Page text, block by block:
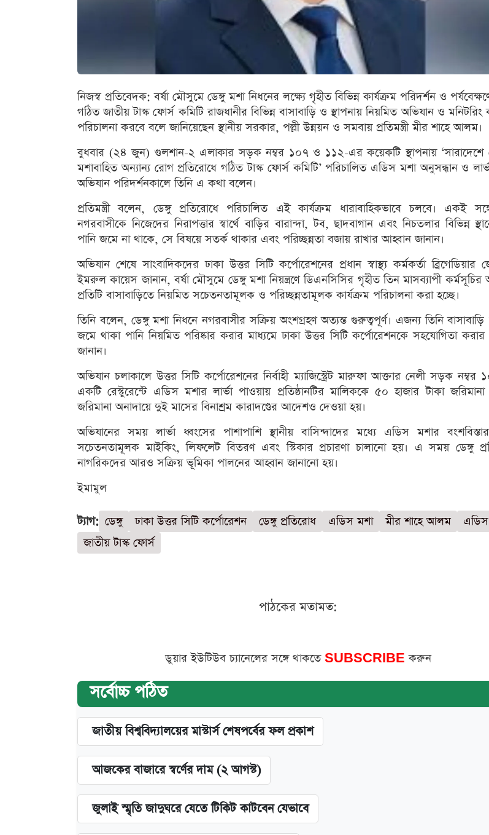
নিজস্ব প্রতিবেদক: বর্ষা মৌসুমে ডেঙ্গু মশা নিধনের লক্ষ্যে গৃহীত বিভিন্ন কার্যক্রম পরিদর্শন ও
গঠিত জাতীয় টাস্ক ফোর্স কমিটি রাজধানীর বিভিন্ন বাসাবাড়ি ও স্থাপনায় নিয়মিত অভিযান ও মনিটরিং
পরিচালনা করবে বলে জানিয়েছেন স্থানীয় সরকার, পল্লী উন্নয়ন ও সমবায় প্রতিমন্ত্রী মীর শাহে আলম।
বুধবার (২৪ জুন) গুলশান-২ এলাকার সড়ক নম্বর ১০৭ ও ১১২-এর কয়েকটি স্থাপনায় ‘সারাদেশে
মশাবাহিত অন্যান্য রোগ প্রতিরোধে গঠিত টাস্ক ফোর্স কমিটি’ পরিচালিত এডিস মশা অনুসন্ধান ও
অভিযান পরিদর্শনকালে তিনি এ কথা বলেন।
প্রতিমন্ত্রী বলেন, ডেঙ্গু প্রতিরোধে পরিচালিত এই কার্যক্রম ধারাবাহিকভাবে চলবে। একই
নগরবাসীকে নিজেদের নিরাপত্তার স্বার্থে বাড়ির বারান্দা, টব, ছাদবাগান এবং নিচতলার বিভিন্ন
পানি জমে না থাকে, সে বিষয়ে সতর্ক থাকার এবং পরিচ্ছন্নতা বজায় রাখার আহ্বান জানান।
অভিযান শেষে সাংবাদিকদের ঢাকা উত্তর সিটি কর্পোরেশনের প্রধান স্বাস্থ্য কর্মকর্তা ব্রিগেডিয়ার
ইমরুল কায়েস জানান, বর্ষা মৌসুমে ডেঙ্গু মশা নিয়ন্ত্রণে ডিএনসিসির গৃহীত তিন মাসব্যাপী
প্রতিটি বাসাবাড়িতে নিয়মিত সচেতনতামূলক ও পরিচ্ছন্নতামূলক কার্যক্রম পরিচালনা করা হচ্ছে।
তিনি বলেন, ডেঙ্গু মশা নিধনে নগরবাসীর সক্রিয় অংশগ্রহণ অত্যন্ত গুরুত্বপূর্ণ। এজন্য তিনি
জমে থাকা পানি নিয়মিত পরিষ্কার করার মাধ্যমে ঢাকা উত্তর সিটি কর্পোরেশনকে সহযোগিতা
জানান।
অভিযান চলাকালে উত্তর সিটি কর্পোরেশনের নির্বাহী ম্যাজিস্ট্রেট মারুফা আক্তার নেলী সড়ক নম্বর
একটি রেস্টুরেন্টে এডিস মশার লার্ভা পাওয়ায় প্রতিষ্ঠানটির মালিককে ৫০ হাজার টাকা
জরিমানা অনাদায়ে দুই মাসের বিনাশ্রম কারাদণ্ডের আদেশও দেওয়া হয়।
অভিযানের সময় লার্ভা ধ্বংসের পাশাপাশি স্থানীয় বাসিন্দাদের মধ্যে এডিস মশার
সচেতনতামূলক মাইকিং, লিফলেট বিতরণ এবং স্টিকার প্রচারণা চালানো হয়। এ সময় ডেঙ্গু
নাগরিকদের আরও সক্রিয় ভূমিকা পালনের আহ্বান জানানো হয়।
ইমামুল
ট্যাগ: ডেঙ্গু ঢাকা উত্তর সিটি কর্পোরেশন ডেঙ্গু প্রতিরোধ এডিস মশা মীর শাহে আলম
এডিস
জাতীয় টাস্ক ফোর্স
পাঠকের মতামত:
ডুয়ার ইউটিউব চ্যানেলের সঙ্গে থাকতে SUBSCRIBEকরুন
সর্বোচ্চ পঠিত
জাতীয় বিশ্ববিদ্যালয়ের মাস্টার্স শেষপর্বের ফল প্রকাশ
আজকের বাজারে স্বর্ণের দাম (২ আগস্ট)
জুলাই স্মৃতি জাদুঘরে যেতে টিকিট কাটবেন যেভাবে